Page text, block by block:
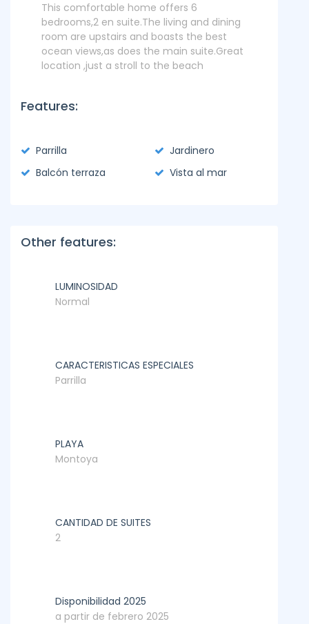
This comfortable home offers 6
bedrooms,2 en suite.The living and dining
room are upstairs and boasts the best
ocean views,as does the main suite.Great
location ,just a stroll to the beach
Features:
Parrilla
Jardinero
Balcón terraza
Vista al mar
Other features:
LUMINOSIDAD
Normal
CARACTERISTICAS ESPECIALES
Parrilla
PLAYA
Montoya
CANTIDAD DE SUITES
2
Disponibilidad 2025
a partir de febrero 2025